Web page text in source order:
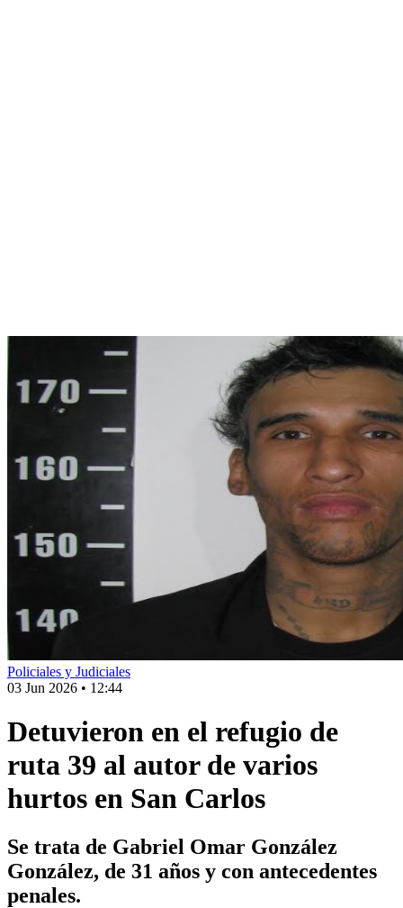
Policiales y Judiciales
03 Jun 2026 • 12:44
Detuvieron en el refugio de
ruta 39 al autor de varios
hurtos en San Carlos
Se trata de Gabriel Omar González
González, de 31 años y con antecedentes
penales.